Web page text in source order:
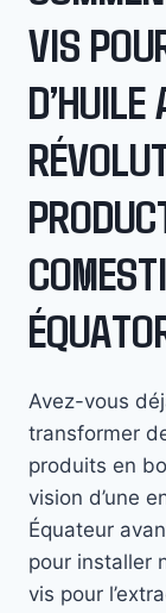
VIS
Avez-vous
transformer
produits en
vision d’une
Équateur
pour installer
vis pour